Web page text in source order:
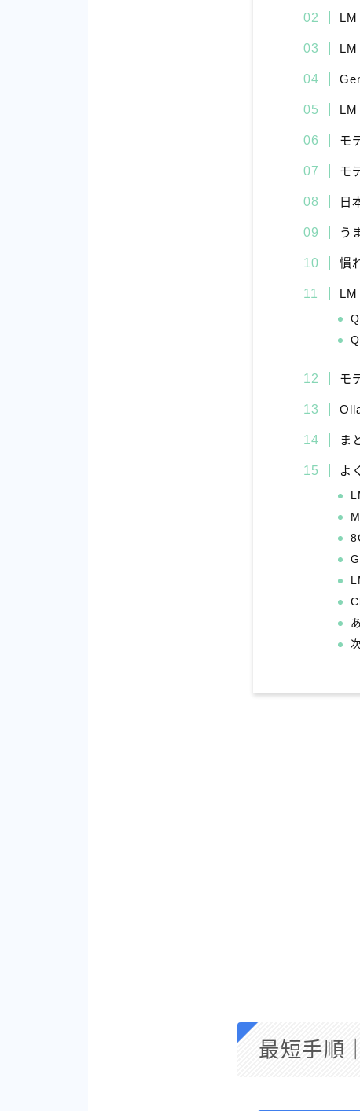
モ
モ
日
う
慣
モ
ま
よ
最短手順